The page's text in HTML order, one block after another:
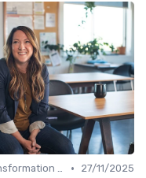
Transformation digitale •
27/11/2025